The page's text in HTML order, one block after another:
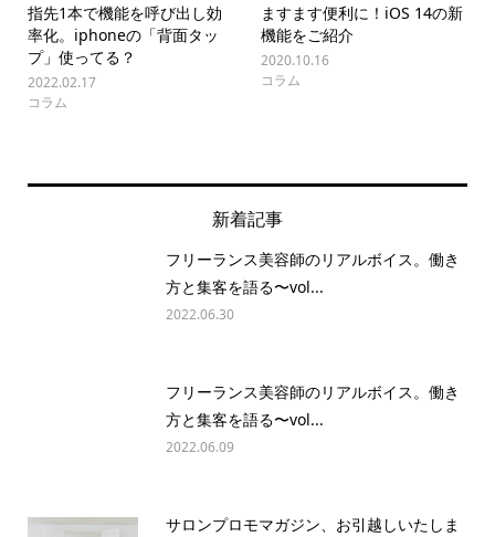
指先1本で機能を呼び出し効
率化。iphoneの「背面タッ
プ」使ってる？
2022.02.17
コラム
ますます便利に！iOS 14の新
機能をご紹介
2020.10.16
コラム
新着記事
フリーランス美容師のリアルボイス。働き
方と集客を語る〜vol...
2022.06.30
フリーランス美容師のリアルボイス。働き
方と集客を語る〜vol...
2022.06.09
サロンプロモマガジン、お引越しいたしま